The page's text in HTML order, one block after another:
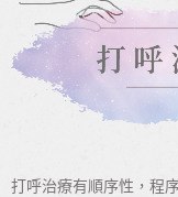
打呼治療有順序性，程